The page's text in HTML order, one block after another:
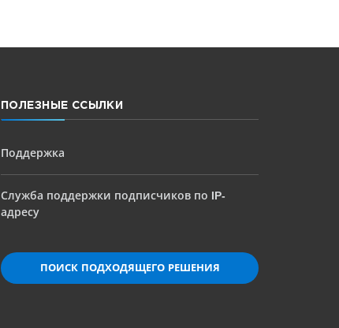
ПОЛЕЗНЫЕ ССЫЛКИ
Поддержка
Служба поддержки подписчиков по IP-
адресу
ПОИСК ПОДХОДЯЩЕГО РЕШЕНИЯ